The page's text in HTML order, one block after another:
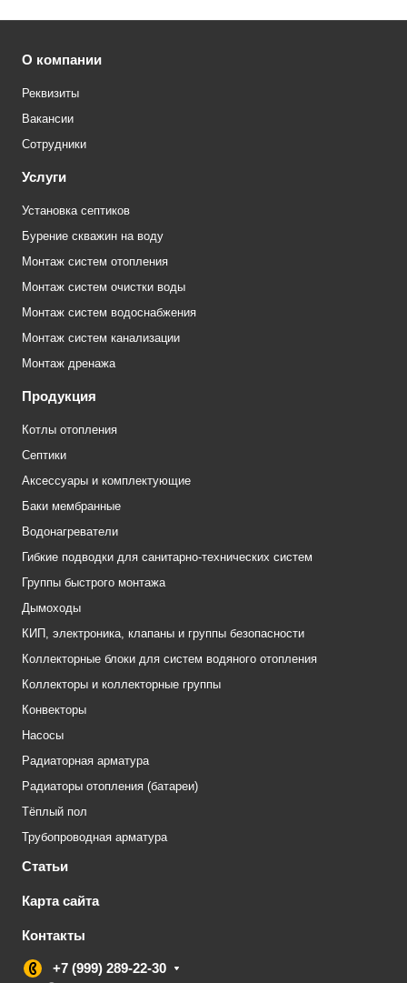
О компании
Реквизиты
Вакансии
Сотрудники
Услуги
Установка септиков
Бурение скважин на воду
Монтаж систем отопления
Монтаж систем очистки воды
Монтаж систем водоснабжения
Монтаж систем канализации
Монтаж дренажа
Продукция
Котлы отопления
Септики
Аксессуары и комплектующие
Баки мембранные
Водонагреватели
Гибкие подводки для санитарно-технических систем
Группы быстрого монтажа
Дымоходы
КИП, электроника, клапаны и группы безопасности
Коллекторные блоки для систем водяного отопления
Коллекторы и коллекторные группы
Конвекторы
Насосы
Радиаторная арматура
Радиаторы отопления (батареи)
Тёплый пол
Трубопроводная арматура
Статьи
Карта сайта
Контакты
+7 (999) 289-22-30